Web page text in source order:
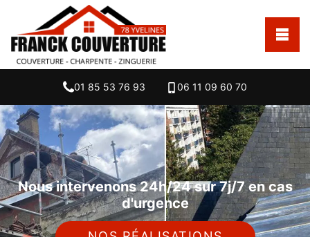
01 85 53 76 93 06 11 09 60 70
Nous intervenons 24h/24 sur 7j/7 en cas
d'urgence